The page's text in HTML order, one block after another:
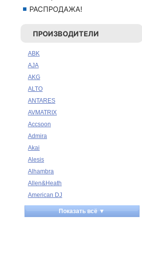
РАСПРОДАЖА!
ПРОИЗВОДИТЕЛИ
ABK
AJA
AKG
ALTO
ANTARES
AVMATRIX
Accsoon
Admira
Akai
Alesis
Alhambra
Allen&Heath
American DJ
Ampeg
Apart
Показать всё ▼